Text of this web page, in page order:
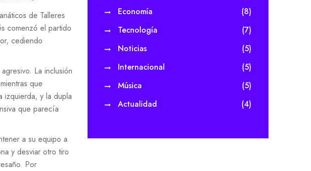
de Talleres
comenzó el partido
cediendo
La inclusión
que
izquierda, y la dupla
que parecía
a su equipo a
y desviar otro tiro
Por
Economía
(8)
Tecnología
(7)
Noticias
(5)
Internacional
(5)
Música
(5)
Actualidad
(4)